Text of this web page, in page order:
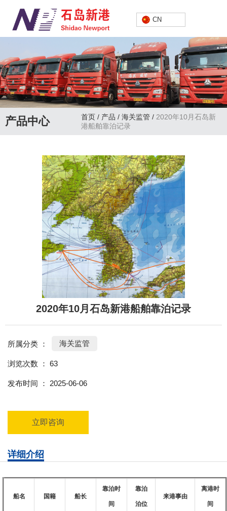
中文
CN
产品中心 首页 / 产品 / 海关监管 / 2020年10月石岛新
港船舶靠泊记录
2020年10月石岛新港船舶靠泊记录
所属分类 ： 海关监管
浏览次数 ： 63
发布时间 ： 2025-06-06
立即咨询
详细介绍
船名 国籍 船长
靠泊时
间
靠泊
泊位
来港事由
离港时
间